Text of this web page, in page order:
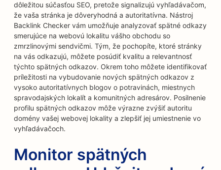
dôležitou súčasťou SEO, pretože signalizujú vyhľadávačom,
že vaša stránka je dôveryhodná a autoritatívna. Nástroj
Backlink Checker vám umožňuje analyzovať spätné odkazy
smerujúce na webovú lokalitu vášho obchodu so
zmrzlinovými sendvičmi. Tým, že pochopíte, ktoré stránky
na vás odkazujú, môžete posúdiť kvalitu a relevantnosť
týchto spätných odkazov. Okrem toho môžete identifikovať
príležitosti na vybudovanie nových spätných odkazov z
vysoko autoritatívnych blogov o potravinách, miestnych
spravodajských lokalít a komunitných adresárov. Posilnenie
profilu spätných odkazov môže výrazne zvýšiť autoritu
domény vašej webovej lokality a zlepšiť jej umiestnenie vo
vyhľadávačoch.
Monitor spätných